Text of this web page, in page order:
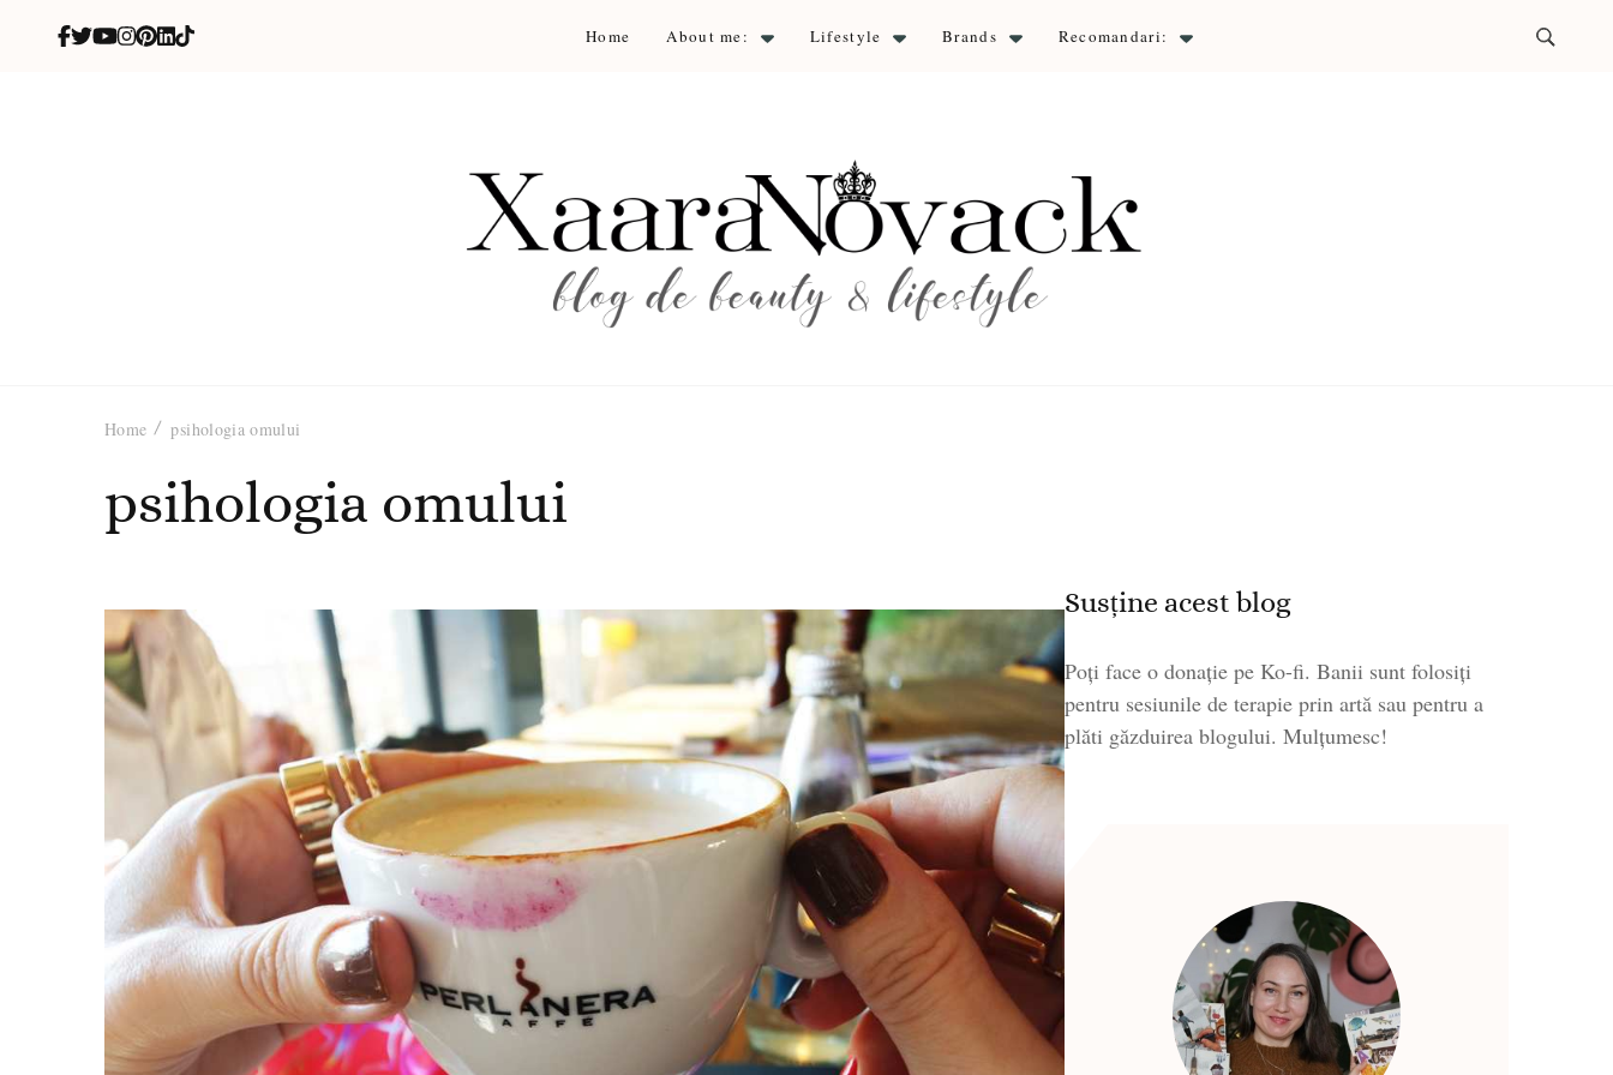
Home About me: Lifestyle Brands Recomandari:
Home psihologia omului
psihologia omului
Susține acest blog
Poți face o donație pe Ko-fi. Banii sunt folosiți
pentru sesiunile de terapie prin artă sau pentru a
plăti găzduirea blogului. Mulțumesc!